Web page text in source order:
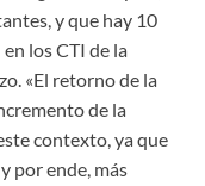
y que hay 10
los CTI de la
«El retorno de la
de la
contexto, ya que
por ende, más